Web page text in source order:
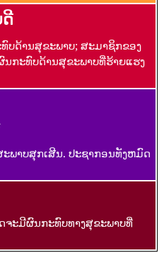
ບດ້ານສຸຂະພາບ; ສະມາຊິກຂອງ
ກະທົບດ້ານສຸຂະພາບທີ່ຮ້າຍແຮງ
ພາບສຸກເສີນ. ປະຊາກອນທັງຫມົດ
ຈະມີຜົນກະທົບທາງສຸຂະພາບທີ່